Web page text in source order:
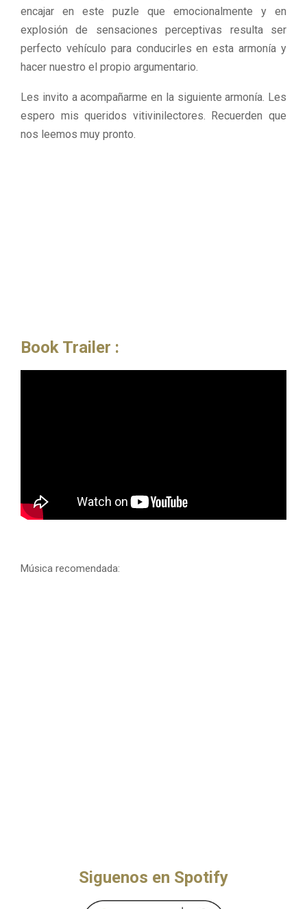
encajar en este puzle que emocionalmente y en
explosión de sensaciones perceptivas resulta ser
perfecto vehículo para conducirles en esta armonía y
hacer nuestro el propio argumentario.
Les invito a acompañarme en la siguiente armonía. Les
espero mis queridos vitivinilectores. Recuerden que
nos leemos muy pronto.
Book Trailer :
Música recomendada:
Siguenos en Spotify